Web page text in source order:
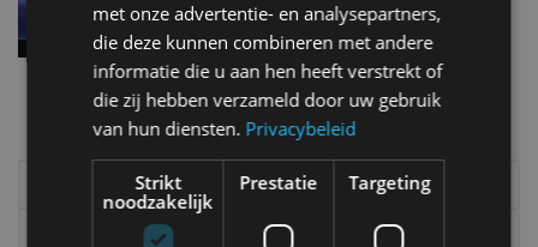
Meer autonieuws
Alle categorieën van AutoRAI.nl
Elektrisch
Autotests
Interview
Column
met onze advertentie- en analysepartners,
die deze kunnen combineren met andere
informatie die u aan hen heeft verstrekt of
die zij hebben verzameld door uw gebruik
van hun diensten. Privacybeleid
Strikt
noodzakelijk
Prestatie Targeting